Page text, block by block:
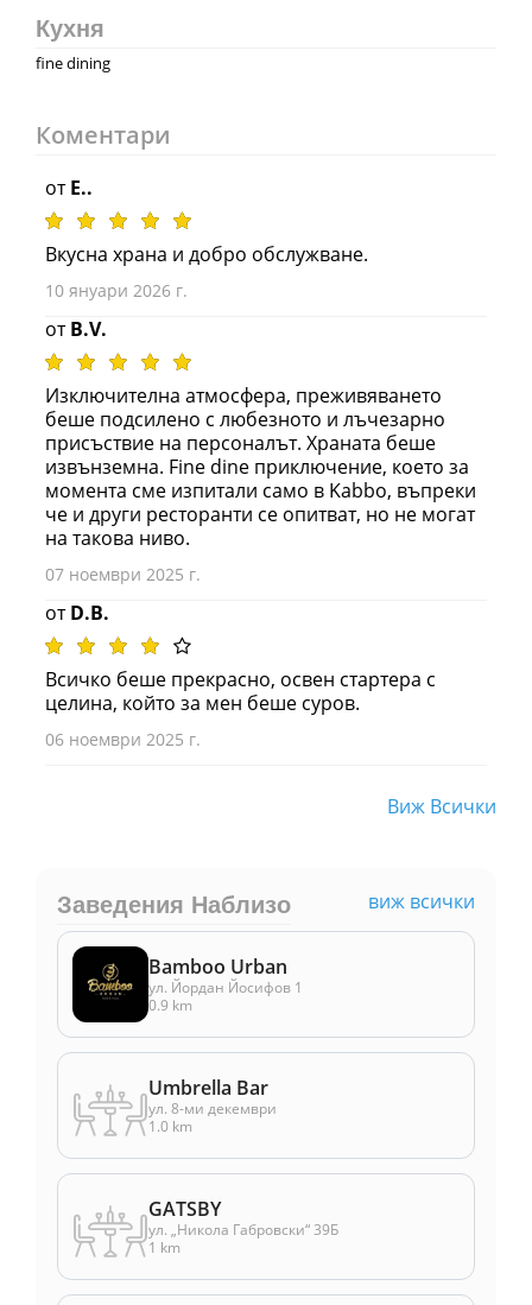
Кухня
fine dining
Коментари
отE..
Вкусна храна и добро обслужване.
10 януари 2026 г.
отB.V.
Изключителна атмосфера, преживяването
беше подсилено с любезното и лъчезарно
присъствие на персоналът. Храната беше
извънземна. Fine dine приключение, което за
момента сме изпитали само в Kabbo, въпреки
че и други ресторанти се опитват, но не могат
на такова ниво.
07 ноември 2025 г.
отD.B.
Всичко беше прекрасно, освен стартера с
целина, който за мен беше суров.
06 ноември 2025 г.
Виж Всички
Заведения Наблизо виж всички
Bamboo Urban
ул. Йордан Йосифов 1
0.9 km
Umbrella Bar
ул. 8-ми декември
1.0 km
GATSBY
ул. „Никола Габровски“ 39Б
1 km